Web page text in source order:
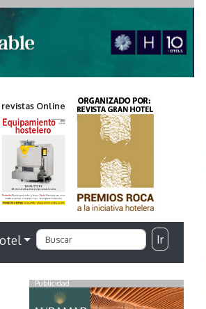
Online
Ir
Publicidad